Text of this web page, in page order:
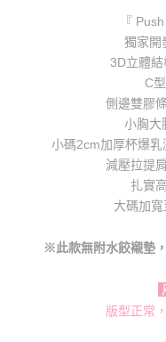
恩沛科技股份有限公司將有權
『
獨家開
3D立體
C
側邊雙膠
小胸大
小碼2cm加厚杯爆
減壓拉提
扎實
大碼加
※此款無附水餃襯墊
版型正常